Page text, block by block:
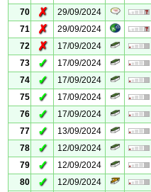
70
✗ 29/09/2024
71
✗ 29/09/2024
72
✗ 17/09/2024
73
✓ 17/09/2024
74
✓ 17/09/2024
75
✓ 17/09/2024
76
✓ 17/09/2024
77
✓ 13/09/2024
78
✓ 12/09/2024
79
✓ 12/09/2024
80
✓ 12/09/2024